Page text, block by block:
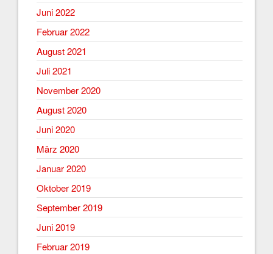
Juni 2022
Februar 2022
August 2021
Juli 2021
November 2020
August 2020
Juni 2020
März 2020
Januar 2020
Oktober 2019
September 2019
Juni 2019
Februar 2019